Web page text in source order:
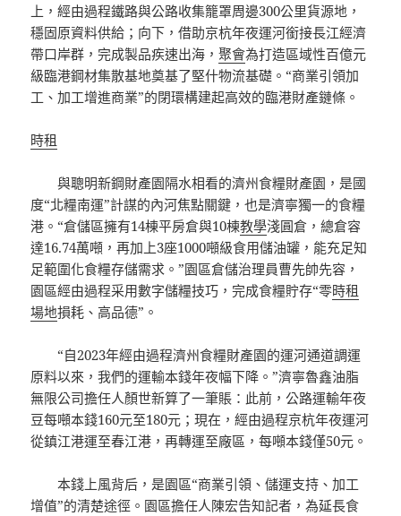
上，經由過程鐵路與公路收集籠罩周邊300公里貨源地，
穩固原資料供給；向下，借助京杭年夜運河銜接長江經濟
帶口岸群，完成製品疾速出海，聚會為打造區域性百億元
級臨港鋼材集散基地奠基了堅什物流基礎。“商業引領加
工、加工增進商業”的閉環構建起高效的臨港財產鏈條。
時租
與聰明新鋼財產園隔水相看的濟州食糧財產園，是國
度“北糧南運”計謀的內河焦點關鍵，也是濟寧獨一的食糧
港。“倉儲區擁有14棟平房倉與10棟教學淺圓倉，總倉容
達16.74萬噸，再加上3座1000噸級食用儲油罐，能充足知
足範圍化食糧存儲需求。”園區倉儲治理員曹先帥先容，
園區經由過程采用數字儲糧技巧，完成食糧貯存“零時租
場地損耗、高品德”。
“自2023年經由過程濟州食糧財產園的運河通道調運
原料以來，我們的運輸本錢年夜幅下降。”濟寧魯鑫油脂
無限公司擔任人顏世新算了一筆賬：此前，公路運輸年夜
豆每噸本錢160元至180元；現在，經由過程京杭年夜運河
從鎮江港運至春江港，再轉運至廠區，每噸本錢僅50元。
本錢上風背后，是園區“商業引領、儲運支持、加工
增值”的清楚途徑。園區擔任人陳宏告知記者，為延長食